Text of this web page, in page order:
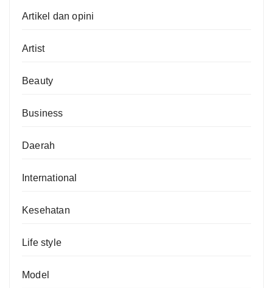
Artikel dan opini
Artist
Beauty
Business
Daerah
International
Kesehatan
Life style
Model